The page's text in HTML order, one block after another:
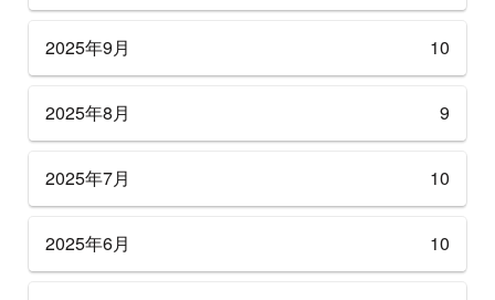
2025年9月 10
2025年8月 9
2025年7月 10
2025年6月 10